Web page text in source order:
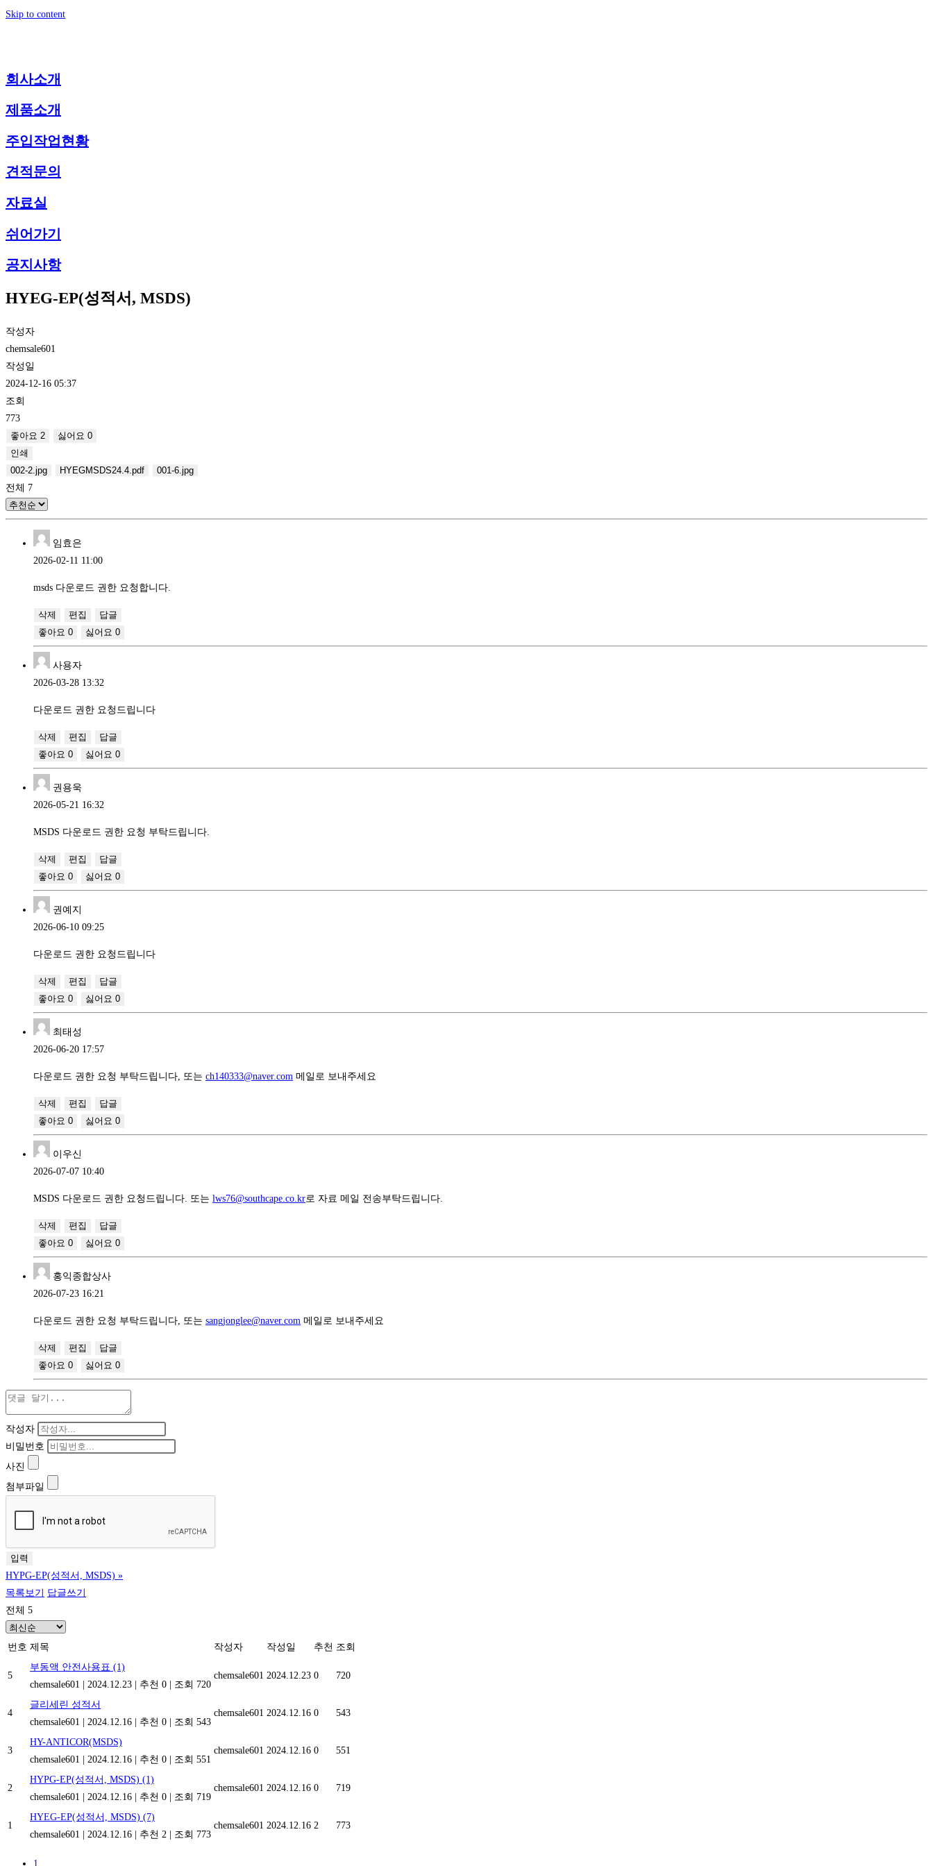
Skip to content
회사소개
제품소개
주입작업현황
견적문의
자료실
쉬어가기
공지사항
HYEG-EP(성적서, MSDS)
작성자
chemsale601
작성일
2024-12-16 05:37
조회
773
좋아요 2 싫어요 0
인쇄
002-2.jpg
HYEGMSDS24.4.pdf
001-6.jpg
전체 7
임효은
2026-02-11 11:00
msds 다운로드 권한 요청합니다.
삭제 편집
답글
좋아요 0 싫어요 0
사용자
2026-03-28 13:32
다운로드 권한 요청드립니다
삭제 편집
답글
좋아요 0 싫어요 0
권용욱
2026-05-21 16:32
MSDS 다운로드 권한 요청 부탁드립니다.
삭제 편집
답글
좋아요 0 싫어요 0
권예지
2026-06-10 09:25
다운로드 권한 요청드립니다
삭제 편집
답글
좋아요 0 싫어요 0
최태성
2026-06-20 17:57
다운로드 권한 요청 부탁드립니다, 또는 ch140333@naver.com 메일로 보내주세요
삭제 편집
답글
좋아요 0 싫어요 0
이우신
2026-07-07 10:40
MSDS 다운로드 권한 요청드립니다. 또는 lws76@southcape.co.kr로 자료 메일 전송부탁드립니다.
삭제 편집
답글
좋아요 0 싫어요 0
홍익종합상사
2026-07-23 16:21
다운로드 권한 요청 부탁드립니다, 또는 sangjonglee@naver.com 메일로 보내주세요
삭제 편집
답글
좋아요 0 싫어요 0
작성자
비밀번호
사진
첨부파일
HYPG-EP(성적서, MSDS) »
목록보기
답글쓰기
전체 5
번호 제목 작성자 작성일 추천 조회
5
부동액 안전사용표 (1)
chemsale601
2024.12.23 추천 0 조회 720
chemsale601 2024.12.23 0 720
4
글리세린 성적서
chemsale601
2024.12.16 추천 0 조회 543
chemsale601 2024.12.16 0 543
3
HY-ANTICOR(MSDS)
chemsale601
2024.12.16 추천 0 조회 551
chemsale601 2024.12.16 0 551
2
HYPG-EP(성적서, MSDS) (1)
chemsale601
2024.12.16 추천 0 조회 719
chemsale601 2024.12.16 0 719
1
HYEG-EP(성적서, MSDS) (7)
chemsale601
2024.12.16 추천 2 조회 773
chemsale601 2024.12.16 2 773
1